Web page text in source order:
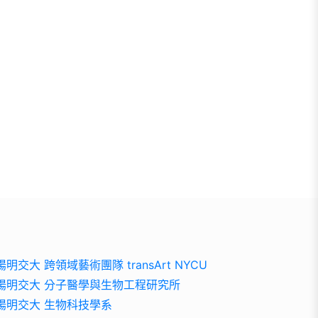
明交大 跨領域藝術團隊 transArt NYCU
明交大 分子醫學與生物工程研究所
明交大 生物科技學系